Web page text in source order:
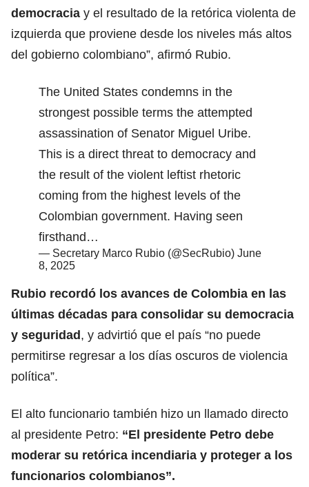
democracia y el resultado de la retórica violenta de
izquierda que proviene desde los niveles más altos
del gobierno colombiano”, afirmó Rubio.
The United States condemns in the
strongest possible terms the attempted
assassination of Senator Miguel Uribe.
This is a direct threat to democracy and
the result of the violent leftist rhetoric
coming from the highest levels of the
Colombian government. Having seen
firsthand…
— Secretary Marco Rubio (@SecRubio) June
8, 2025
Rubio recordó los avances de Colombia en las
últimas décadas para consolidar su democracia
y seguridad, y advirtió que el país “no puede
permitirse regresar a los días oscuros de violencia
política”.
El alto funcionario también hizo un llamado directo
al presidente Petro: “El presidente Petro debe
moderar su retórica incendiaria y proteger a los
funcionarios colombianos”.